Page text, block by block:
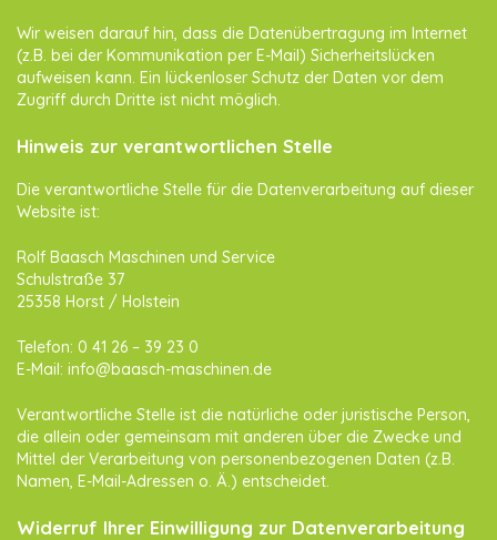
Wir weisen darauf hin, dass die Datenübertragung im Internet
(z.B. bei der Kommunikation per E-Mail) Sicherheitslücken
aufweisen kann. Ein lückenloser Schutz der Daten vor dem
Zugriff durch Dritte ist nicht möglich.
Hinweis zur verantwortlichen Stelle
Die verantwortliche Stelle für die Datenverarbeitung auf dieser
Website ist:
Rolf Baasch Maschinen und Service
Schulstraße 37
25358 Horst / Holstein
Telefon: 0 41 26 – 39 23 0
E-Mail: info@baasch-maschinen.de
Verantwortliche Stelle ist die natürliche oder juristische Person,
die allein oder gemeinsam mit anderen über die Zwecke und
Mittel der Verarbeitung von personenbezogenen Daten (z.B.
Namen, E-Mail-Adressen o. Ä.) entscheidet.
Widerruf Ihrer Einwilligung zur Datenverarbeitung